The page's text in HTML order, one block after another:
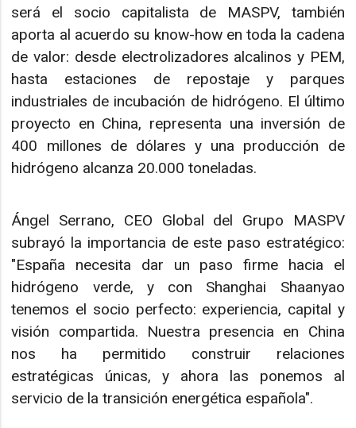
será el socio capitalista de MASPV, también
aporta al acuerdo su know-how en toda la cadena
de valor: desde electrolizadores alcalinos y PEM,
hasta estaciones de repostaje y parques
industriales de incubación de hidrógeno. El último
proyecto en China, representa una inversión de
400 millones de dólares y una producción de
hidrógeno alcanza 20.000 toneladas.
Ángel Serrano, CEO Global del Grupo MASPV
subrayó la importancia de este paso estratégico:
"España necesita dar un paso firme hacia el
hidrógeno verde, y con Shanghai Shaanyao
tenemos el socio perfecto: experiencia, capital y
visión compartida. Nuestra presencia en China
nos ha permitido construir relaciones
estratégicas únicas, y ahora las ponemos al
servicio de la transición energética española".